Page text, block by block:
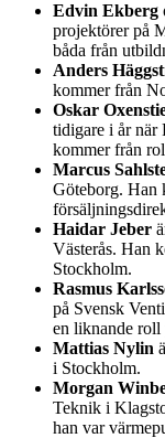
Edvin Ekberg
projektörer på
båda från
Anders
kommer från
Oskar
tidigare i år när
kommer från
Marcus
Göteborg. Han
Haidar Jeber
Västerås. Han
Stockholm.
Rasmus
på Svensk
en liknande
Mattias Nylin
i Stockholm.
Morgan
Teknik i
han var